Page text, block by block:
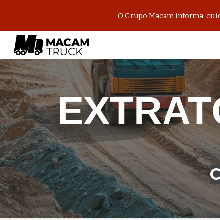
O Grupo Macam informa: